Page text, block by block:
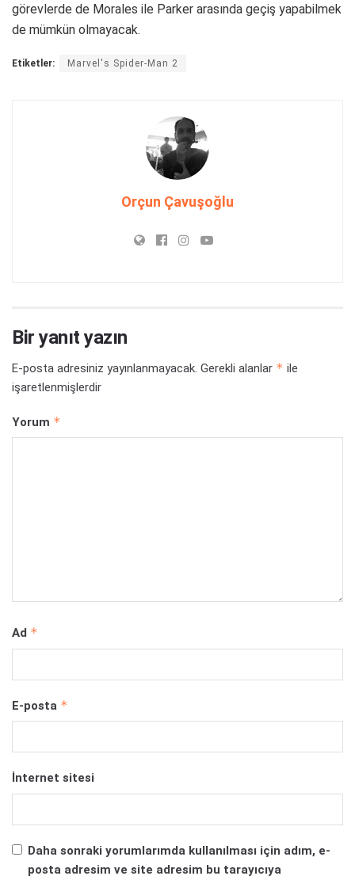
görevlerde de Morales ile Parker arasında geçiş yapabilmek
de mümkün olmayacak.
Etiketler: Marvel's Spider-Man 2
Orçun Çavuşoğlu
Bir yanıt yazın
E-posta adresiniz yayınlanmayacak. Gerekli alanlar * ile
işaretlenmişlerdir
Yorum *
Ad *
E-posta *
İnternet sitesi
Daha sonraki yorumlarımda kullanılması için adım, e-
posta adresim ve site adresim bu tarayıcıya